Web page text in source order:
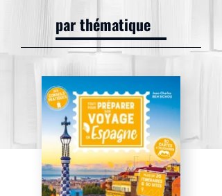
par thématique